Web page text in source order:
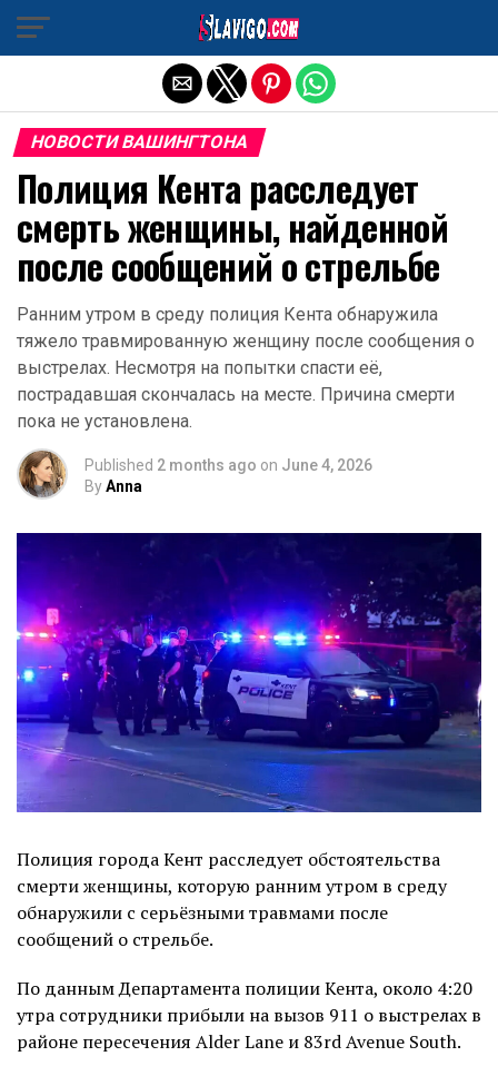
НОВОСТИ ВАШИНГТОНА
Полиция Кента расследует
смерть женщины, найденной
после сообщений о стрельбе
Ранним утром в среду полиция Кента обнаружила
тяжело травмированную женщину после сообщения о
выстрелах. Несмотря на попытки спасти её,
пострадавшая скончалась на месте. Причина смерти
пока не установлена.
Published 2 months ago on June 4, 2026
ByAnna
Полиция города Кент расследует обстоятельства
смерти женщины, которую ранним утром в среду
обнаружили с серьёзными травмами после
сообщений о стрельбе.
По данным Департамента полиции Кента, около 4:20
утра сотрудники прибыли на вызов 911 о выстрелах в
районе пересечения Alder Lane и 83rd Avenue South.
Exit mobile version